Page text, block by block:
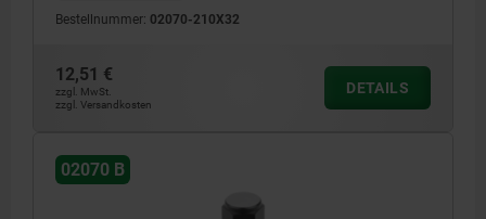
Bestellnummer: 02070-210X32
12,51 €
zzgl. MwSt.
zzgl. Versandkosten
DETAILS
02070 B